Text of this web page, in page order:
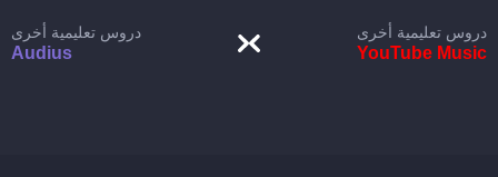
دروس تعليمية أخرى
YouTube Music
دروس تعليمية أخرى
Audius